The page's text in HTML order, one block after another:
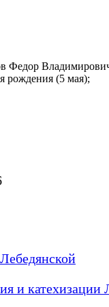
Федор
рождения (5 мая);